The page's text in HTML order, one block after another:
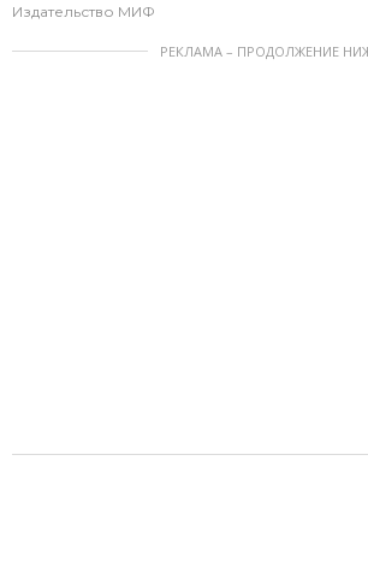
Издательство МИФ
РЕКЛАМА – ПРОДОЛЖЕНИЕ